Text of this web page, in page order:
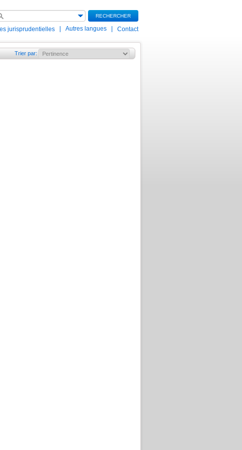
RECHERCHER
jurisprudentielles Autres langues Contact
Trier par: